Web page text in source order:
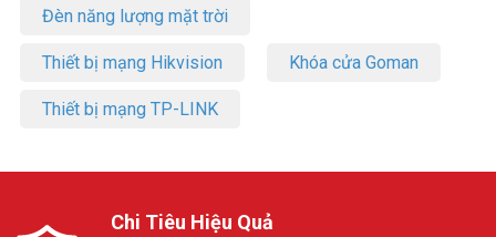
Đèn năng lượng mặt trời
Thiết bị mạng Hikvision Khóa cửa Goman
Thiết bị mạng TP-LINK
Chi Tiêu Hiệu Quả